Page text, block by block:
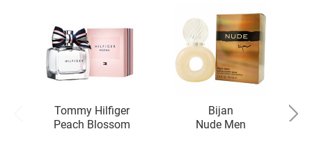
Tommy Hilfiger
Peach Blossom
Bijan
Nude Men